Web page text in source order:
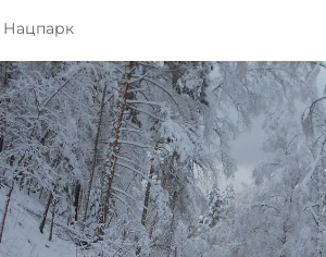
Нацпарк